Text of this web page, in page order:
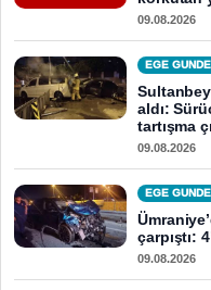
09.08.2026
EGE
aldı:
tartışma
09.08.2026
EGE
çarpıştı:
09.08.2026